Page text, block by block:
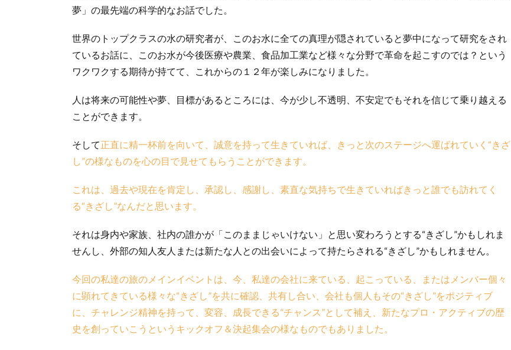
夢」の最先端の科学的なお話でした。
世界のトップクラスの水の研究者が、このお水に全ての真理が隠されていると夢中になって研究をされ
ているお話に、このお水が今後医療や農業、食品加工業など様々な分野で革命を起こすのでは？という
ワクワクする期待が持てて、これからの１２年が楽しみになりました。
人は将来の可能性や夢、目標があるところには、今が少し不透明、不安定でもそれを信じて乗り越える
ことができます。
そして正直に精一杯前を向いて、誠意を持って生きていれば、きっと次のステージへ運ばれていく“きざ
し”の様なものを心の目で見せてもらうことができます。
これは、過去や現在を肯定し、承認し、感謝し、素直な気持ちで生きていればきっと誰でも訪れてく
る“きざし”なんだと思います。
それは身内や家族、社内の誰かが「このままじゃいけない」と思い変わろうとする“きざし”かもしれま
せんし、外部の知人友人または新たな人との出会いによって持たらされる“きざし”かもしれません。
今回の私達の旅のメインイベントは、今、私達の会社に来ている、起こっている、またはメンバー個々
に顕れてきている様々な“きざし”を共に確認、共有し合い、会社も個人もその“きざし”をポジティブ
に、チャレンジ精神を持って、変容、成長できる“チャンス”として補え、新たなプロ・アクティブの歴
史を創っていこうというキックオフ＆決起集会の様なものでもありました。